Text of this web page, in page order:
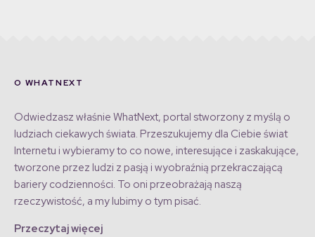
O WHATNEXT
Odwiedzasz właśnie WhatNext, portal stworzony z myślą o
ludziach ciekawych świata. Przeszukujemy dla Ciebie świat
Internetu i wybieramy to co nowe, interesujące i zaskakujące,
tworzone przez ludzi z pasją i wyobraźnią przekraczającą
bariery codzienności. To oni przeobrażają naszą
rzeczywistość, a my lubimy o tym pisać.
Przeczytaj więcej